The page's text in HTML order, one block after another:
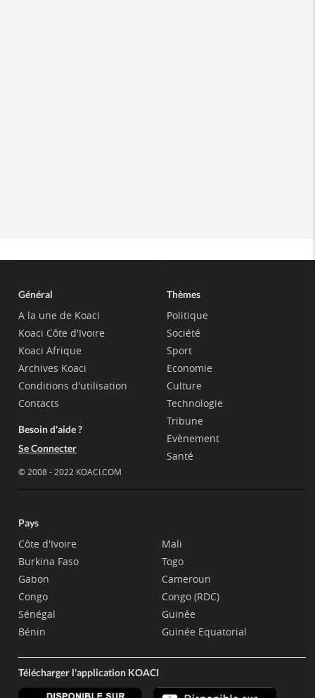
Général
A la une de Koaci
Koaci Côte d'Ivoire
Koaci Afrique
Archives Koaci
Conditions d'utilisation
Contacts
Besoin d'aide ?
Se Connecter
© 2008 - 2022 KOACI.COM
Thèmes
Politique
Société
Sport
Economie
Culture
Technologie
Tribune
Evènement
Santé
Pays
Côte d'Ivoire
Burkina Faso
Gabon
Congo
Sénégal
Bénin
Mali
Togo
Cameroun
Congo (RDC)
Guinée
Guinée Equatorial
Télécharger l'application KOACI